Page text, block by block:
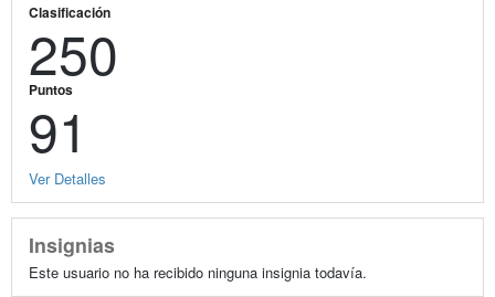
Clasificación
250
Puntos
91
Ver Detalles
Insignias
Este usuario no ha recibido ninguna insignia todavía.